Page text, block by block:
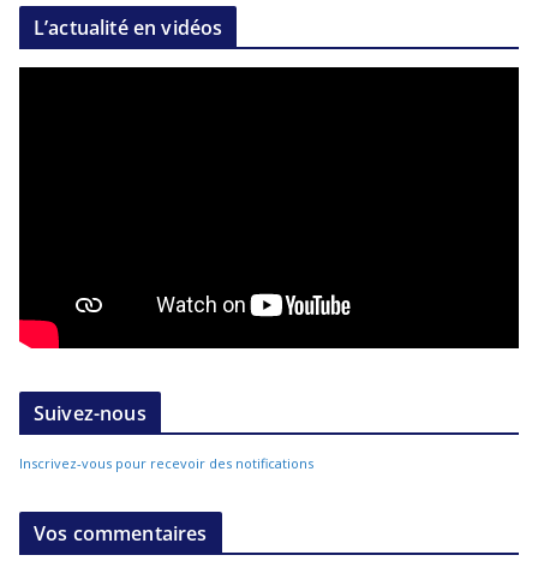
L’actualité en vidéos
Suivez-nous
Inscrivez-vous pour recevoir des notifications
Vos commentaires